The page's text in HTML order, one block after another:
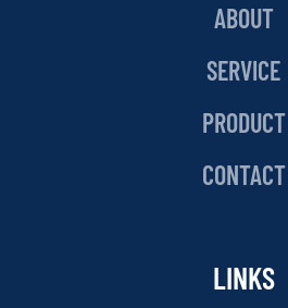
ABOUT
SERVICE
PRODUCT
CONTACT
LINKS